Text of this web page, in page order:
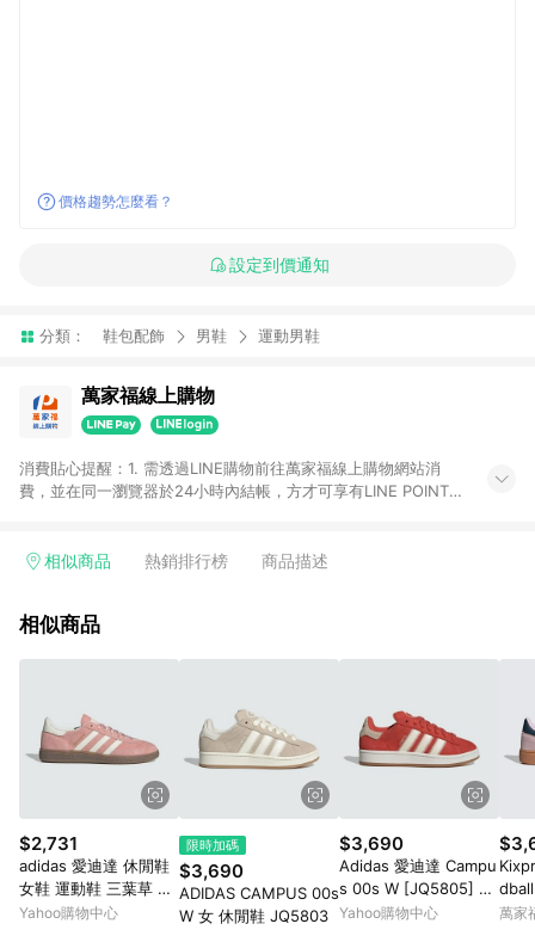
價格趨勢怎麼看？
設定到價通知
分類： 鞋包配飾 男鞋 運動男鞋
萬家福線上購物
消費貼心提醒：1. 需透過LINE購物前往萬家福線上購物網站消
費，並在同一瀏覽器於24小時內結帳，方才可享有LINE POINTS
4. 不具回饋資格種類商品：電子禮券。 5. 回饋點數計算將排除訂
錄，相關問題請於保留時間內聯絡客服中心，並由康達盛通生活
相似商品 熱銷排行榜 商品描述
相似商品
$2,731
adidas 愛迪達 休閒鞋
女鞋 運動鞋 三葉草 H
ANDBALL SPEZIAL 粉
Yahoo購物中心
限時加碼
$3,690
ADIDAS CAMPUS 00s
W 女 休閒鞋 JQ5803
$3,690
Adidas 愛迪達 Campu
s 00s W [JQ5805] 女
運動休閒鞋 復古鞋 滑
Yahoo購物中心
閒鞋
萬家